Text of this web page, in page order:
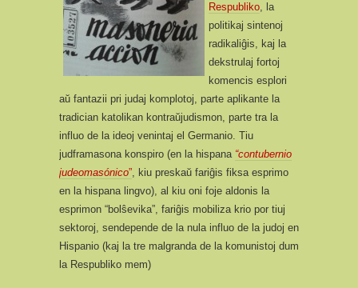
Respubliko, la
politikaj sintenoj
radikaliĝis, kaj la
dekstrulaj fortoj
komencis esplori
aŭ fantazii pri judaj komplotoj, parte aplikante la
tradician katolikan kontraŭjudismon, parte tra la
influo de la ideoj venintaj el Germanio. Tiu
judframasona konspiro (en la hispana “contubernio
judeomasónico”, kiu preskaŭ fariĝis fiksa esprimo
en la hispana lingvo), al kiu oni foje aldonis la
esprimon “bolŝevika”, fariĝis mobiliza krio por tiuj
sektoroj, sendepende de la nula influo de la judoj en
Hispanio (kaj la tre malgranda de la komunistoj dum
la Respubliko mem)